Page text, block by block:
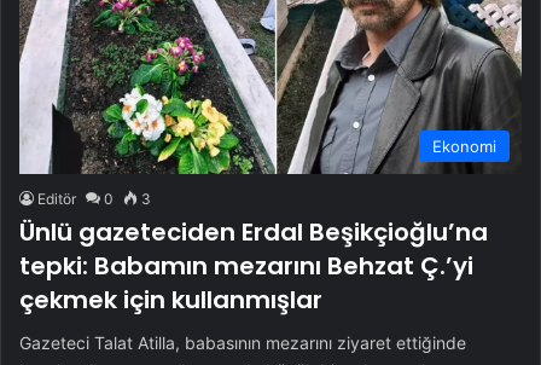
Ekonomi
Editör 0 3
Ünlü gazeteciden Erdal Beşikçioğlu’na
tepki: Babamın mezarını Behzat Ç.’yi
çekmek için kullanmışlar
Gazeteci Talat Atilla, babasının mezarını ziyaret ettiğinde